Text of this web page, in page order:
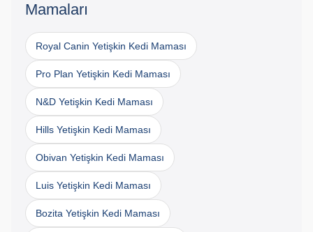
Mamaları
Royal Canin Yetişkin Kedi Maması
Pro Plan Yetişkin Kedi Maması
N&D Yetişkin Kedi Maması
Hills Yetişkin Kedi Maması
Obivan Yetişkin Kedi Maması
Luis Yetişkin Kedi Maması
Bozita Yetişkin Kedi Maması